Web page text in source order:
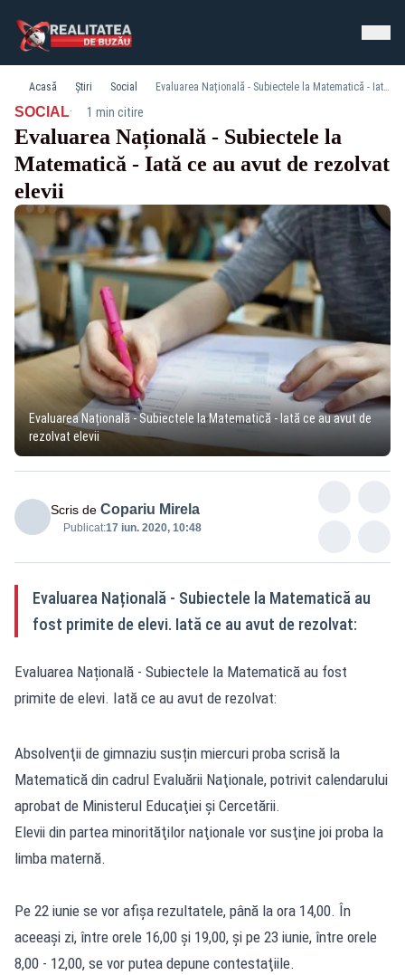
Acasă Știri Social Evaluarea Națională - Subiectele la Matematică - Iată ce au avut de rezolvat elevii
SOCIAL· 1 min citire
Evaluarea Națională - Subiectele la
Matematică - Iată ce au avut de rezolvat
elevii
Evaluarea Națională - Subiectele la Matematică - Iată ce au avut de
rezolvat elevii
Scris de Copariu Mirela
Publicat:17 iun. 2020, 10:48
Evaluarea Națională - Subiectele la Matematică au
fost primite de elevi. Iată ce au avut de rezolvat:
Evaluarea Națională - Subiectele la Matematică au fost
primite de elevi. Iată ce au avut de rezolvat:
Absolvenţii de gimnaziu susțin miercuri proba scrisă la
Matematică din cadrul Evaluării Naţionale, potrivit calendarului
aprobat de Ministerul Educaţiei şi Cercetării.
Elevii din partea minorităţilor naţionale vor susţine joi proba la
limba maternă.
Pe 22 iunie se vor afişa rezultatele, până la ora 14,00. În
aceeaşi zi, între orele 16,00 şi 19,00, şi pe 23 iunie, între orele
8,00 - 12,00, se vor putea depune contestaţiile.